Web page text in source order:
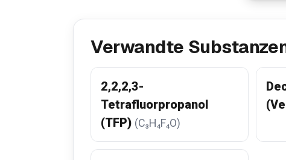
Verwandte
2,2,2,3-
Tetrafluorpropanol
(TFP) (C₃H₄F₄O)